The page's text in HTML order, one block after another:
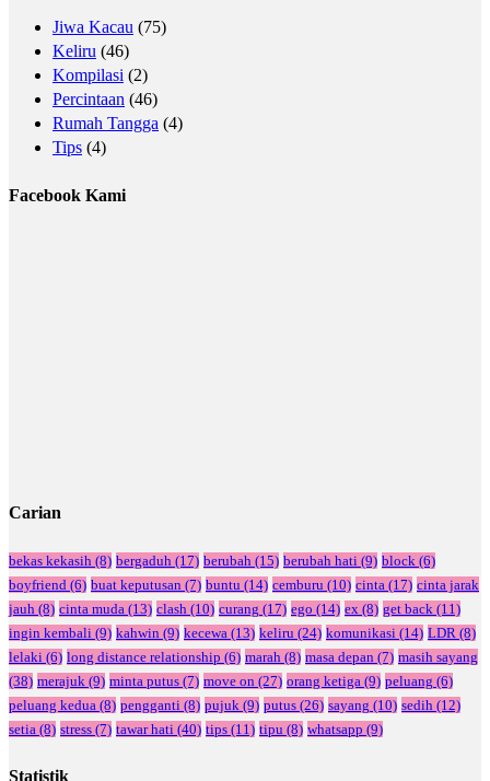
Jiwa Kacau (75)
Keliru (46)
Kompilasi (2)
Percintaan (46)
Rumah Tangga (4)
Tips (4)
Facebook Kami
Carian
bekas kekasih (8) bergaduh (17) berubah (15) berubah hati (9) block (6)
boyfriend (6) buat keputusan (7) buntu (14) cemburu (10) cinta (17) cinta jarak
jauh (8) cinta muda (13) clash (10) curang (17) ego (14) ex (8) get back (11)
ingin kembali (9) kahwin (9) kecewa (13) keliru (24) komunikasi (14) LDR (8)
lelaki (6) long distance relationship (6) marah (8) masa depan (7) masih sayang
(38) merajuk (9) minta putus (7) move on (27) orang ketiga (9) peluang (6)
peluang kedua (8) pengganti (8) pujuk (9) putus (26) sayang (10) sedih (12)
setia (8) stress (7) tawar hati (40) tips (11) tipu (8) whatsapp (9)
Statistik